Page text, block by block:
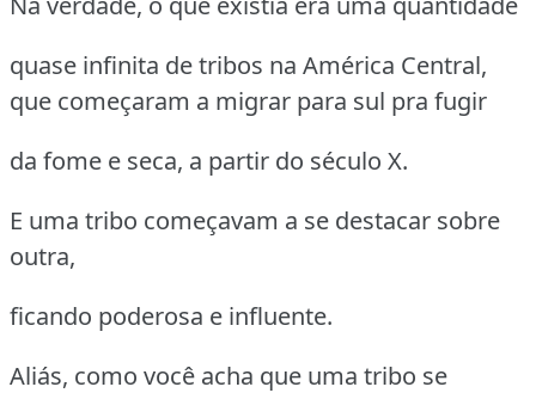
quase infinita de tribos na América Central,
que começaram a migrar para sul pra fugir
da fome e seca, a partir do século X.
E uma tribo começavam a se destacar sobre
outra,
ficando poderosa e influente.
Aliás, como você acha que uma tribo se